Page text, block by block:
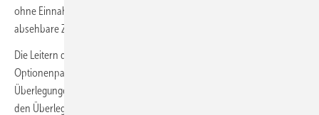
ohne Einnahmen aus einer Marktprämie oder ähnlichem, ist auf
absehbare Zeit nicht möglich,“ unterstreicht Rostek.
Die Leitern des HBB regt deshalb an, dass es einer über das
Optionenpapier hinausgehenden Diskussion bedarf, wie die
Überlegungen zum Investitionsrahmen für erneuerbare Energien mit
den Überlegungen zum Investitionsrahmen für steuerbare